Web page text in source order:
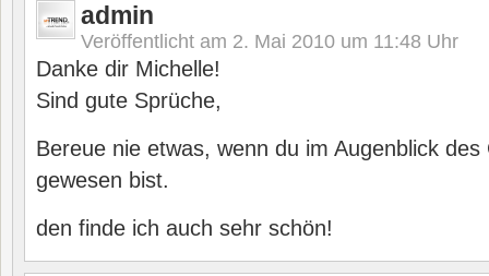
admin
Veröffentlicht am 2. Mai 2010 um 11:48 Uhr
Danke dir Michelle!
Sind gute Sprüche,
Bereue nie etwas, wenn du im Augenblick
gewesen bist.
den finde ich auch sehr schön!